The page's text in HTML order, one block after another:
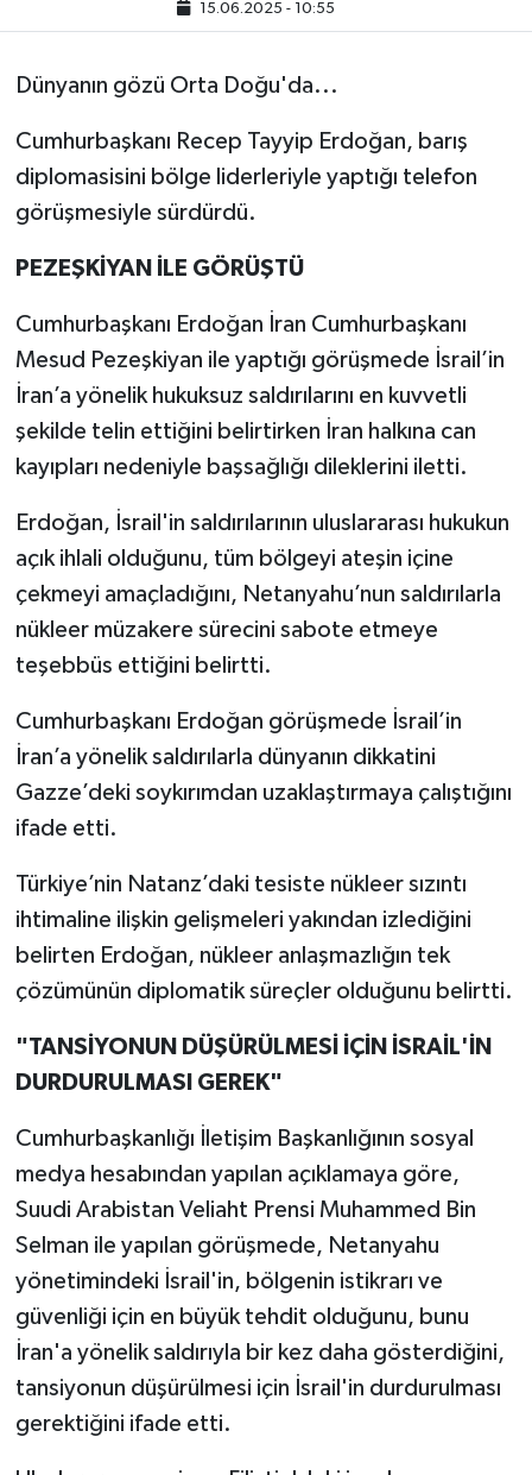
15.06.2025 - 10:55
Dünyanın gözü Orta Doğu'da...
Cumhurbaşkanı Recep Tayyip Erdoğan, barış
diplomasisini bölge liderleriyle yaptığı telefon
görüşmesiyle sürdürdü.
PEZEŞKİYAN İLE GÖRÜŞTÜ
Cumhurbaşkanı Erdoğan İran Cumhurbaşkanı
Mesud Pezeşkiyan ile yaptığı görüşmede İsrail’in
İran’a yönelik hukuksuz saldırılarını en kuvvetli
şekilde telin ettiğini belirtirken İran halkına can
kayıpları nedeniyle başsağlığı dileklerini iletti.
Erdoğan, İsrail'in saldırılarının uluslararası hukukun
açık ihlali olduğunu, tüm bölgeyi ateşin içine
çekmeyi amaçladığını, Netanyahu’nun saldırılarla
nükleer müzakere sürecini sabote etmeye
teşebbüs ettiğini belirtti.
Cumhurbaşkanı Erdoğan görüşmede İsrail’in
İran’a yönelik saldırılarla dünyanın dikkatini
Gazze’deki soykırımdan uzaklaştırmaya çalıştığını
ifade etti.
Türkiye’nin Natanz’daki tesiste nükleer sızıntı
ihtimaline ilişkin gelişmeleri yakından izlediğini
belirten Erdoğan, nükleer anlaşmazlığın tek
çözümünün diplomatik süreçler olduğunu belirtti.
"TANSİYONUN DÜŞÜRÜLMESİ İÇİN İSRAİL'İN
DURDURULMASI GEREK"
Cumhurbaşkanlığı İletişim Başkanlığının sosyal
medya hesabından yapılan açıklamaya göre,
Suudi Arabistan Veliaht Prensi Muhammed Bin
Selman ile yapılan görüşmede, Netanyahu
yönetimindeki İsrail'in, bölgenin istikrarı ve
güvenliği için en büyük tehdit olduğunu, bunu
İran'a yönelik saldırıyla bir kez daha gösterdiğini,
tansiyonun düşürülmesi için İsrail'in durdurulması
gerektiğini ifade etti.